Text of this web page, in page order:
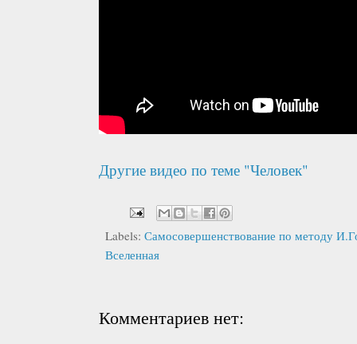
Другие видео по теме "Человек"
Labels: Самосовершенствование по методу
Вселенная
Комментариев нет: